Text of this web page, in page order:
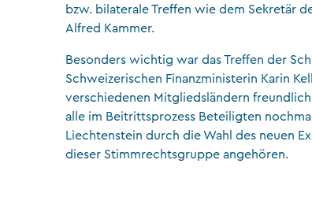
bzw. bilaterale Treffen wie dem Sekretär
Alfred Kammer.
Besonders wichtig war das Treffen der
Schweizerischen Finanzministerin Karin
verschiedenen Mitgliedsländern
alle im Beitrittsprozess Beteiligten
Liechtenstein durch die Wahl des neuen
dieser Stimmrechtsgruppe angehören.